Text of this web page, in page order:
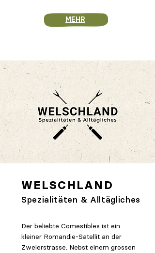
MEHR
WELSCHLAND
Spezialitäten & Alltägliches
Der beliebte Comestibles ist ein
kleiner Romandie-Satellit an der
Zweierstrasse. Nebst einem grossen